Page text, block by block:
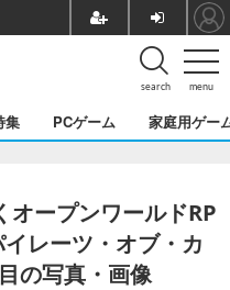
menu
search
集 PCゲーム 家庭用ゲー
オープンワールドRP
レーツ・オブ・カ
の写真・画像